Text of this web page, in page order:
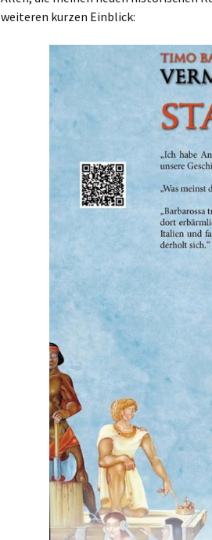
weiteren kurzen Einblick: